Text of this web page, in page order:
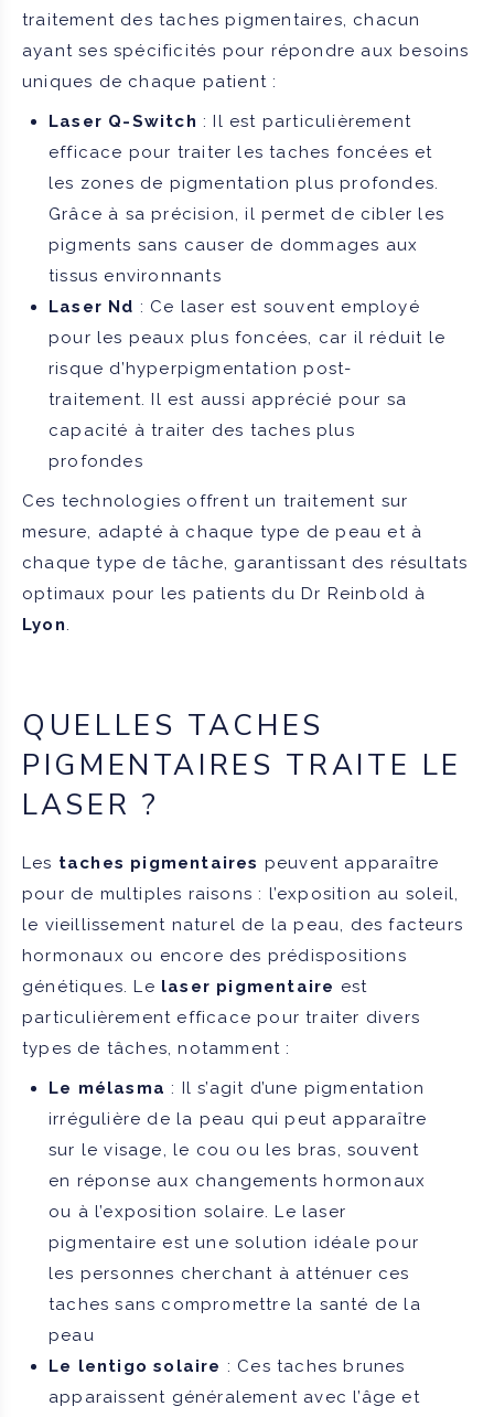
traitement des taches pigmentaires, chacun
ayant ses spécificités pour répondre aux besoins
uniques de chaque patient :
Laser Q-Switch : Il est particulièrement
efficace pour traiter les taches foncées et
les zones de pigmentation plus profondes.
Grâce à sa précision, il permet de cibler les
pigments sans causer de dommages aux
tissus environnants
Laser Nd : Ce laser est souvent employé
pour les peaux plus foncées, car il réduit le
risque d’hyperpigmentation post-
traitement. Il est aussi apprécié pour sa
capacité à traiter des taches plus
profondes
Ces technologies offrent un traitement sur
mesure, adapté à chaque type de peau et à
chaque type de tâche, garantissant des résultats
optimaux pour les patients du Dr Reinbold à
Lyon.
QUELLES TACHES
PIGMENTAIRES TRAITE LE
LASER ?
Les taches pigmentaires peuvent apparaître
pour de multiples raisons : l’exposition au soleil,
le vieillissement naturel de la peau, des facteurs
hormonaux ou encore des prédispositions
génétiques. Le laser pigmentaire est
particulièrement efficace pour traiter divers
types de tâches, notamment :
Le mélasma : Il s’agit d’une pigmentation
irrégulière de la peau qui peut apparaître
sur le visage, le cou ou les bras, souvent
en réponse aux changements hormonaux
ou à l’exposition solaire. Le laser
pigmentaire est une solution idéale pour
les personnes cherchant à atténuer ces
taches sans compromettre la santé de la
peau
Le lentigo solaire : Ces taches brunes
apparaissent généralement avec l’âge et